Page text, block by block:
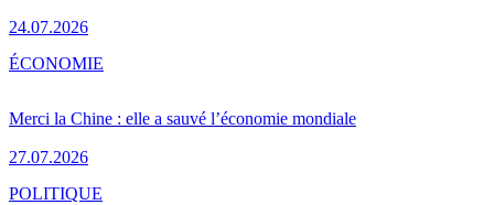
24.07.2026
Merci la Chine : elle a sauvé l’économie mondiale
27.07.2026
ÉCONOMIE
POLITIQUE